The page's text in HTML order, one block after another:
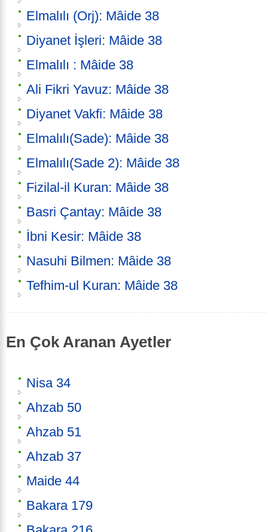
Elmalılı (Orj): Mâide 38
Diyanet İşleri: Mâide 38
Elmalılı : Mâide 38
Ali Fikri Yavuz: Mâide 38
Diyanet Vakfi: Mâide 38
Elmalılı(Sade): Mâide 38
Elmalılı(Sade 2): Mâide 38
Fizilal-il Kuran: Mâide 38
Basri Çantay: Mâide 38
İbni Kesir: Mâide 38
Nasuhi Bilmen: Mâide 38
Tefhim-ul Kuran: Mâide 38
En Çok Aranan Ayetler
Nisa 34
Ahzab 50
Ahzab 51
Ahzab 37
Maide 44
Bakara 179